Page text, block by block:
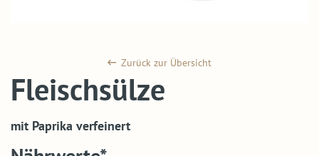
Zurück zur Übersicht
Fleischsülze
mit Paprika verfeinert